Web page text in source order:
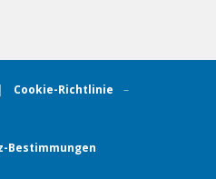
Cookie-Richtlinie –
Bestimmungen